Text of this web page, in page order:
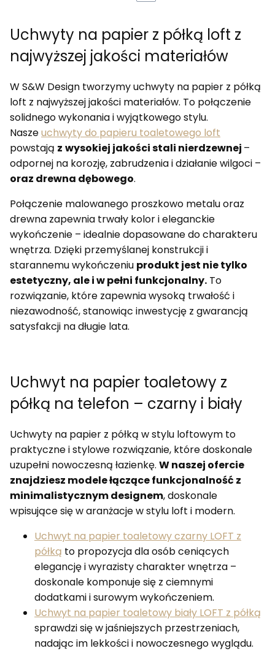
Uchwyty na papier z półką loft z
najwyższej jakości materiałów
W S&W Design tworzymy uchwyty na papier z półką
loft z najwyższej jakości materiałów. To połączenie
solidnego wykonania i wyjątkowego stylu.
Naszeuchwyty do papieru toaletowego loft
powstają z wysokiej jakości stali nierdzewnej –
odpornej na korozję, zabrudzenia i działanie wilgoci –
oraz drewna dębowego.
Połączenie malowanego proszkowo metalu oraz
drewna zapewnia trwały kolor i eleganckie
wykończenie – idealnie dopasowane do charakteru
wnętrza. Dzięki przemyślanej konstrukcji i
starannemu wykończeniu produkt jest nie tylko
estetyczny, ale i w pełni funkcjonalny. To
rozwiązanie, które zapewnia wysoką trwałość i
niezawodność, stanowiąc inwestycję z gwarancją
satysfakcji na długie lata.
Uchwyt na papier toaletowy z
półką na telefon – czarny i biały
Uchwyty na papier z półką w stylu loftowym to
praktyczne i stylowe rozwiązanie, które doskonale
uzupełni nowoczesną łazienkę. W naszej ofercie
znajdziesz modele łączące funkcjonalność z
minimalistycznym designem, doskonale
wpisujące się w aranżacje w stylu loft i modern.
Uchwyt na papier toaletowy czarny LOFT z
półką to propozycja dla osób ceniących
elegancję i wyrazisty charakter wnętrza –
doskonale komponuje się z ciemnymi
dodatkami i surowym wykończeniem.
Uchwyt na papier toaletowy biały LOFT z półką
sprawdzi się w jaśniejszych przestrzeniach,
nadając im lekkości i nowoczesnego wyglądu.